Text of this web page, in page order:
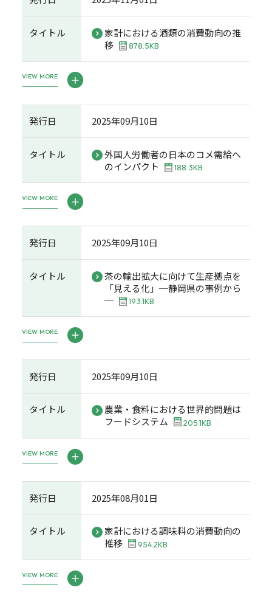
タイトル
家計における酒類の消費動向の推
移
878.5KB
VIEW MORE
発行日 2025年09月10日
タイトル
外国人労働者の日本のコメ需給へ
のインパクト
188.3KB
VIEW MORE
発行日 2025年09月10日
タイトル
茶の輸出拡大に向けて生産拠点を
「見える化」─静岡県の事例から
─
193.1KB
VIEW MORE
発行日 2025年09月10日
タイトル
農業・食料における世界的問題は
フードシステム
205.1KB
VIEW MORE
発行日 2025年08月01日
タイトル
家計における調味料の消費動向の
推移
954.2KB
VIEW MORE